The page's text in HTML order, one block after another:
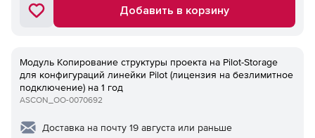
Добавить в корзину
Модуль Копирование структуры проекта на Pilot-Storage
для конфигураций линейки Pilot (лицензия на безлимитное
подключение) на 1 год
ASCON_ОО-0070692
Доставка на почту 19 августа или раньше